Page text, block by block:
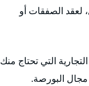
لعقد الصفقات أو
التي تحتاج منك
البورصة.